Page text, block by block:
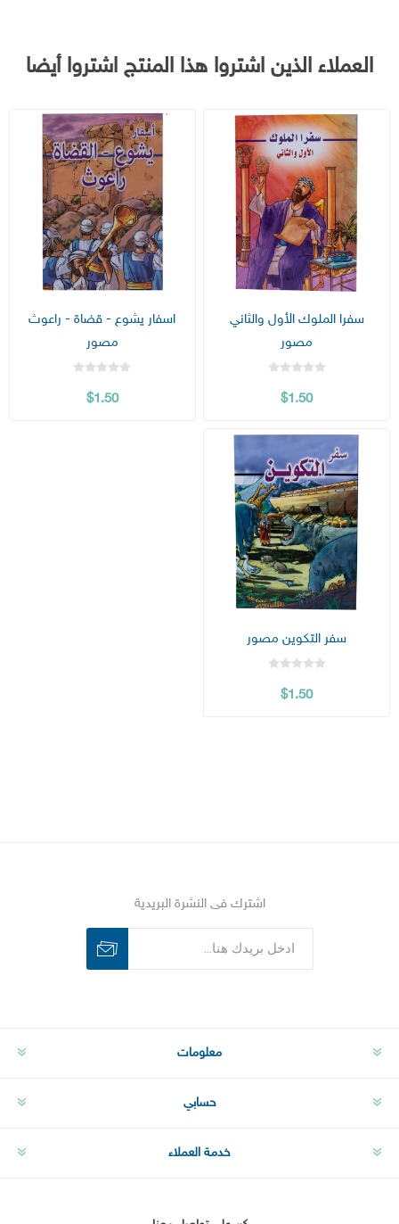
العملاء الذين اشتروا هذا المنتج اشتروا أيضا
سفرا الملوك الأول والثاني
مصور
$1.50
اسفار يشوع - قضاة - راعوث
مصور
$1.50
سفر التكوين مصور
$1.50
اشترك فى النشرة البريدية
معلومات
حسابي
خدمة العملاء